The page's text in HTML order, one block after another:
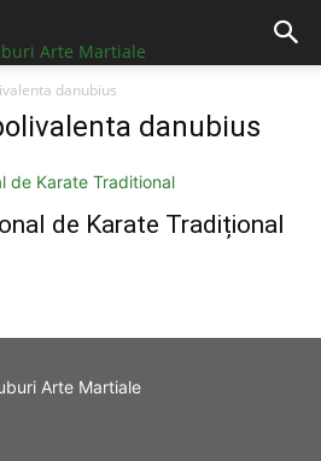
danubius
danubius
de Karate Tradițional